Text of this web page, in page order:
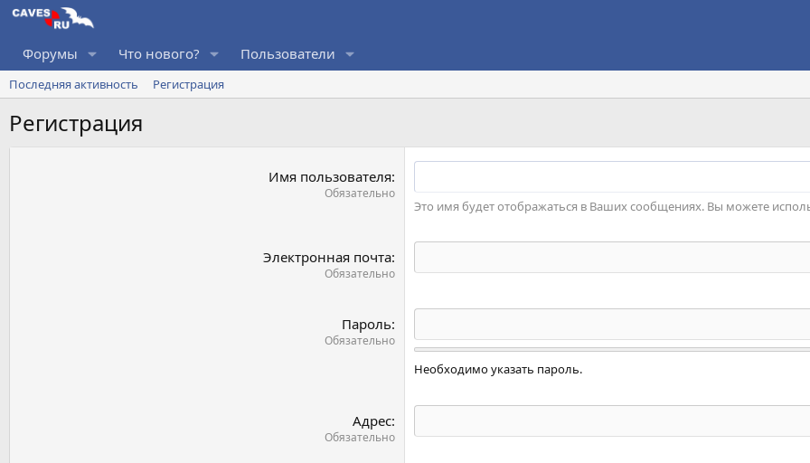
Форумы Что нового? Пользователи
Последняя активность Регистрация
Регистрация
Имя пользователя
Обязательно
Это имя будет отображаться в Ваших сообщениях. Вы можете
Электронная почта
Обязательно
Пароль
Обязательно
Необходимо указать пароль.
Адрес
Обязательно